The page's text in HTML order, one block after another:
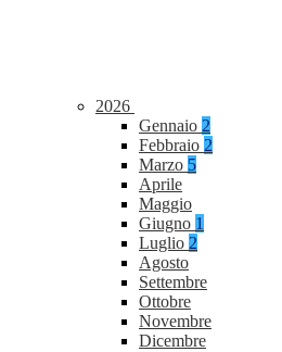
2026
Gennaio 2
Febbraio 2
Marzo 5
Aprile
Maggio
Giugno 1
Luglio 2
Agosto
Settembre
Ottobre
Novembre
Dicembre